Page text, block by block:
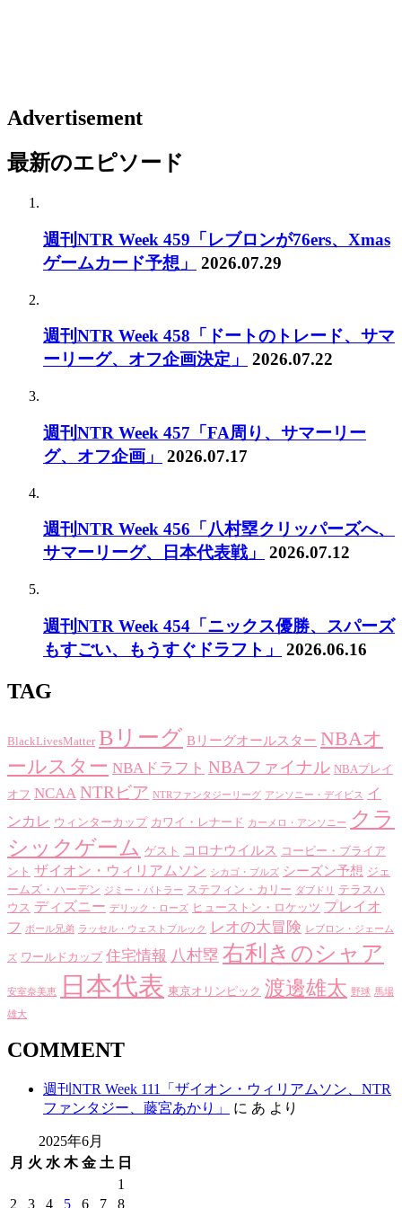
Advertisement
最新のエピソード
週刊NTR Week 459「レブロンが76ers、Xmas
ゲームカード予想」
2026.07.29
週刊NTR Week 458「ドートのトレード、サマ
ーリーグ、オフ企画決定」
2026.07.22
週刊NTR Week 457「FA周り、サマーリー
グ、オフ企画」
2026.07.17
週刊NTR Week 456「八村塁クリッパーズへ、
サマーリーグ、日本代表戦」
2026.07.12
週刊NTR Week 454「ニックス優勝、スパーズ
もすごい、もうすぐドラフト」
2026.06.16
TAG
BlackLivesMatter Bリーグ Bリーグオールスター NBAオ
ールスター NBAドラフト NBAファイナル NBAプレイ
オフ NCAA NTRビア NTRファンタジーリーグ アンソニー・デイビス
イ
ンカレ ウィンターカップ カワイ・レナード カーメロ・アンソニー
クラ
シックゲーム ゲスト コロナウイルス
コービー・ブライア
ント ザイオン・ウィリアムソン シカゴ・ブルズ シーズン予想 ジェ
ームズ・ハーデン ジミー・バトラー ステフィン・カリー ダブドリ
テラスハ
ウス ディズニー デリック・ローズ ヒューストン・ロケッツ プレイオ
フ
ボール兄弟 ラッセル・ウェストブルック レオの大冒険 レブロン・ジェーム
ズ ワールドカップ 住宅情報 八村塁 右利きのシャア
安室奈美恵 日本代表 東京オリンピック 渡邊雄太 野球 馬場
雄大
COMMENT
週刊NTR Week 111「ザイオン・ウィリアムソン、NTR
ファンタジー、藤宮あかり」
に あ より
2025年6月
月 火 水 木 金 土 日
1
2
3 4 5 6 7 8